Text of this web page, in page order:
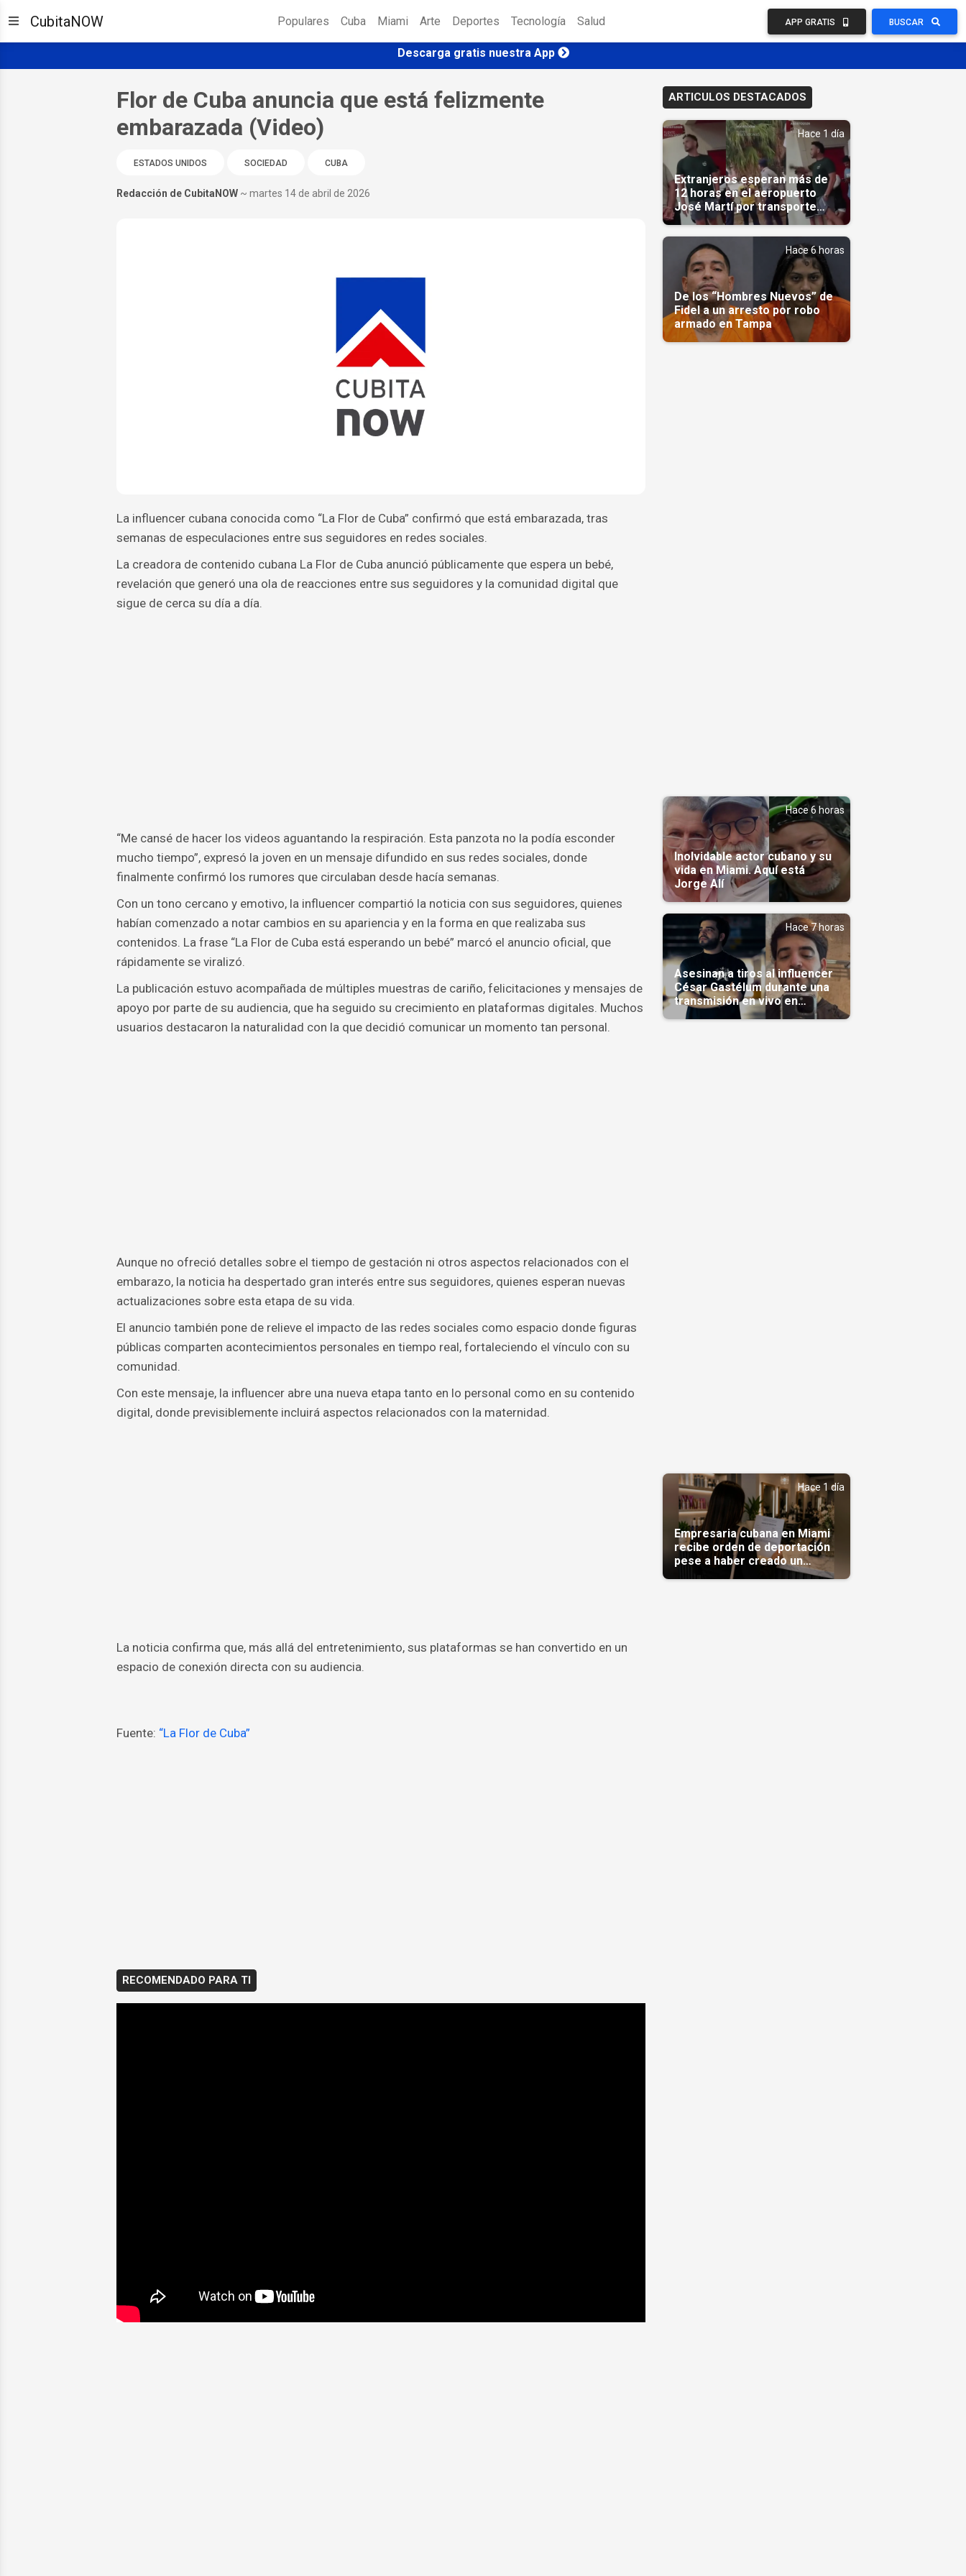
CubitaNOW Populares Cuba Miami Arte Deportes Tecnología Salud APP GRATIS BUSCAR
Descarga gratis nuestra App
Flor de Cuba anuncia que está felizmente
embarazada (Video)
ESTADOS UNIDOS SOCIEDAD CUBA
Redacción de CubitaNOW ~ martes 14 de abril de 2026
La influencer cubana conocida como “La Flor de Cuba” confirmó que está embarazada, tras
semanas de especulaciones entre sus seguidores en redes sociales.
La creadora de contenido cubana La Flor de Cuba anunció públicamente que espera un bebé,
revelación que generó una ola de reacciones entre sus seguidores y la comunidad digital que
sigue de cerca su día a día.
“Me cansé de hacer los videos aguantando la respiración. Esta panzota no la podía esconder
mucho tiempo”, expresó la joven en un mensaje difundido en sus redes sociales, donde
finalmente confirmó los rumores que circulaban desde hacía semanas.
Con un tono cercano y emotivo, la influencer compartió la noticia con sus seguidores, quienes
habían comenzado a notar cambios en su apariencia y en la forma en que realizaba sus
contenidos. La frase “La Flor de Cuba está esperando un bebé” marcó el anuncio oficial, que
rápidamente se viralizó.
La publicación estuvo acompañada de múltiples muestras de cariño, felicitaciones y mensajes de
apoyo por parte de su audiencia, que ha seguido su crecimiento en plataformas digitales. Muchos
usuarios destacaron la naturalidad con la que decidió comunicar un momento tan personal.
Aunque no ofreció detalles sobre el tiempo de gestación ni otros aspectos relacionados con el
embarazo, la noticia ha despertado gran interés entre sus seguidores, quienes esperan nuevas
actualizaciones sobre esta etapa de su vida.
El anuncio también pone de relieve el impacto de las redes sociales como espacio donde figuras
públicas comparten acontecimientos personales en tiempo real, fortaleciendo el vínculo con su
comunidad.
Con este mensaje, la influencer abre una nueva etapa tanto en lo personal como en su contenido
digital, donde previsiblemente incluirá aspectos relacionados con la maternidad.
La noticia confirma que, más allá del entretenimiento, sus plataformas se han convertido en un
espacio de conexión directa con su audiencia.
Fuente: “La Flor de Cuba”
RECOMENDADO PARA TI
ARTICULOS DESTACADOS
Hace 1 día
Extranjeros esperan más de
12 horas en el aeropuerto
José Martí por transporte
reservado semanas
antes(Video)
Hace 6 horas
De los “Hombres Nuevos” de
Fidel a un arresto por robo
armado en Tampa
Hace 6 horas
Inolvidable actor cubano y su
vida en Miami. Aquí está
Jorge Alí
Hace 7 horas
Asesinan a tiros al influencer
César Gastélum durante una
transmisión en vivo en
Sinaloa(Video)
Hace 1 día
Empresaria cubana en Miami
recibe orden de deportación
pese a haber creado un